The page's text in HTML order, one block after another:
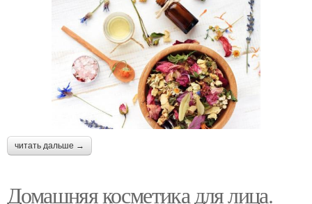
читать дальше →
Домашняя косметика для лица.